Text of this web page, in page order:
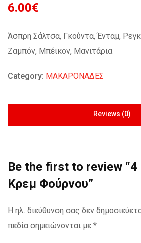
6.00€
Άσπρη Σάλτσα, Γκούντα, Ένταμ,
Ζαμπόν, Μπέικον, Μανιτάρια
Category: ΜΑΚΑΡΟΝΑΔΕΣ
Reviews (0)
Be the first to review “4
Κρεμ Φούρνου”
Η ηλ. διεύθυνση σας δεν
πεδία σημειώνονται με *